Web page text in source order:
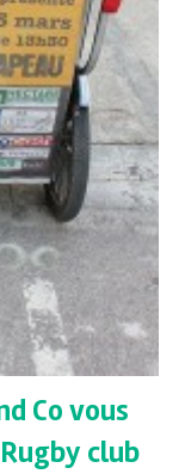
Co vous
club